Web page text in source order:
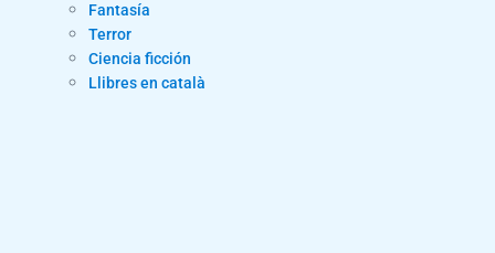
Fantasía
Terror
Ciencia ficción
Llibres en català